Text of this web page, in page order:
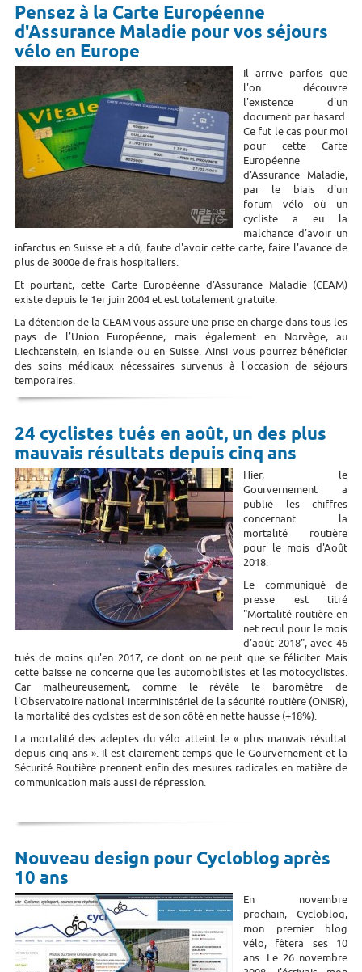
Pensez à la Carte Européenne
d'Assurance Maladie pour vos séjours
vélo en Europe
Il arrive parfois que
l'on découvre
l'existence d'un
document par hasard.
Ce fut le cas pour moi
pour cette Carte
Européenne
d'Assurance Maladie,
par le biais d'un
forum vélo où un
cycliste a eu la
malchance d'avoir un
infarctus en Suisse et a dû, faute d'avoir cette carte, faire l'avance de
plus de 3000e de frais hospitaliers.
Et pourtant, cette Carte Européenne d'Assurance Maladie (CEAM)
existe depuis le 1er juin 2004 et est totalement gratuite.
La détention de la CEAM vous assure une prise en charge dans tous les
pays de l’Union Européenne, mais également en Norvège, au
Liechtenstein, en Islande ou en Suisse. Ainsi vous pourrez bénéficier
des soins médicaux nécessaires survenus à l'occasion de séjours
temporaires.
24 cyclistes tués en août, un des plus
mauvais résultats depuis cinq ans
Hier, le
Gourvernement a
publié les chiffres
concernant la
mortalité routière
pour le mois d'Août
2018.
Le communiqué de
presse est titré
"Mortalité routière en
net recul pour le mois
d'août 2018", avec 46
tués de moins qu'en 2017, ce dont on ne peut que se féliciter. Mais
cette baisse ne concerne que les automobilistes et les motocyclistes.
Car malheureusement, comme le révèle le baromètre de
l'Observatoire national interministériel de la sécurité routière (ONISR),
la mortalité des cyclstes est de son côté en nette hausse (+18%).
La mortalité des adeptes du vélo atteint le « plus mauvais résultat
depuis cinq ans ». Il est clairement temps que le Gourvernement et la
Sécurité Routière prennent enfin des mesures radicales en matière de
communication mais aussi de répression.
Nouveau design pour Cycloblog après
10 ans
En novembre
prochain, Cycloblog,
mon premier blog
vélo, fêtera ses 10
ans. Le 26 novembre